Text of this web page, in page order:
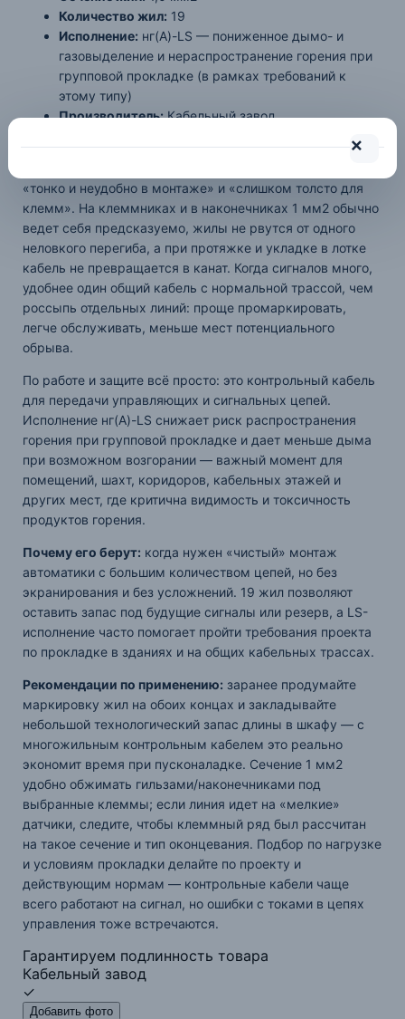
Количество жил: 19
Исполнение: нг(А)-LS — пониженное дымо- и
газовыделение и нераспространение горения при
групповой прокладке (в рамках требований к
этому типу)
Производитель:Кабельный завод
«тонко и неудобно в монтаже» и «слишком толсто для
клемм». На клеммниках и в наконечниках 1 мм2 обычно
ведет себя предсказуемо, жилы не рвутся от одного
неловкого перегиба, а при протяжке и укладке в лотке
кабель не превращается в канат. Когда сигналов много,
удобнее один общий кабель с нормальной трассой, чем
россыпь отдельных линий: проще промаркировать,
легче обслуживать, меньше мест потенциального
обрыва.
По работе и защите всё просто: это контрольный кабель
для передачи управляющих и сигнальных цепей.
Исполнение нг(А)-LS снижает риск распространения
горения при групповой прокладке и дает меньше дыма
при возможном возгорании — важный момент для
помещений, шахт, коридоров, кабельных этажей и
других мест, где критична видимость и токсичность
продуктов горения.
Почему его берут: когда нужен «чистый» монтаж
автоматики с большим количеством цепей, но без
экранирования и без усложнений. 19 жил позволяют
оставить запас под будущие сигналы или резерв, а LS-
исполнение часто помогает пройти требования проекта
по прокладке в зданиях и на общих кабельных трассах.
Рекомендации по применению: заранее продумайте
маркировку жил на обоих концах и закладывайте
небольшой технологический запас длины в шкафу — с
многожильным контрольным кабелем это реально
экономит время при пусконаладке. Сечение 1 мм2
удобно обжимать гильзами/наконечниками под
выбранные клеммы; если линия идет на «мелкие»
датчики, следите, чтобы клеммный ряд был рассчитан
на такое сечение и тип оконцевания. Подбор по нагрузке
и условиям прокладки делайте по проекту и
действующим нормам — контрольные кабели чаще
всего работают на сигнал, но ошибки с токами в цепях
управления тоже встречаются.
Гарантируем подлинность товара
Кабельный завод
✓
Добавить фото